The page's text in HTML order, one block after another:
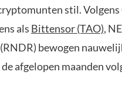
stil.
als Bittensor (TAO),
bewogen
afgelopen maanden